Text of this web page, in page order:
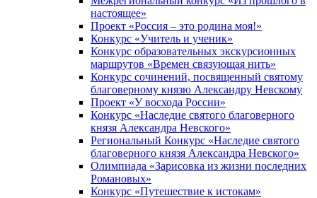
настоящее»
Проект «Россия – это родина моя!»
Конкурс «Учитель и ученик»
Конкурс образовательных экскурсионных
маршрутов «Времен связующая нить»
Конкурс сочинений, посвященный святому
благоверному князю Александру Невскому
Проект «У восхода России»
Конкурс «Наследие святого благоверного
князя Александра Невского»
Региональный Конкурс «Наследие святого
благоверного князя Александра Невского»
Олимпиада «Зарисовка из жизни последних
Романовых»
Конкурс «Путешествие к истокам»